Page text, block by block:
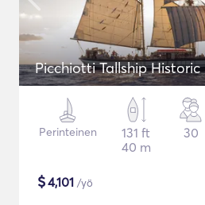
Picchiotti Tallship
Perinteinen
131 ft
40 m
30
$4,101 /yö